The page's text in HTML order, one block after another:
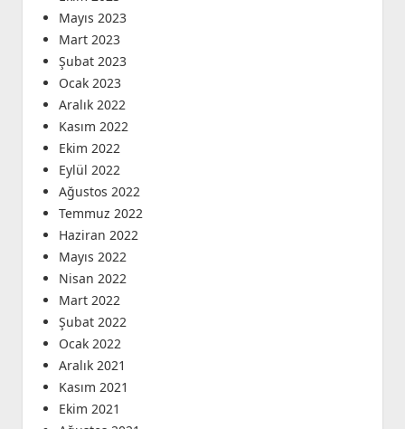
Mayıs 2023
Mart 2023
Şubat 2023
Ocak 2023
Aralık 2022
Kasım 2022
Ekim 2022
Eylül 2022
Ağustos 2022
Temmuz 2022
Haziran 2022
Mayıs 2022
Nisan 2022
Mart 2022
Şubat 2022
Ocak 2022
Aralık 2021
Kasım 2021
Ekim 2021